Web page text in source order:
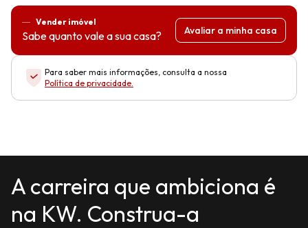
Vender imóvel
Sabe quanto vale a sua casa? Avaliar a minha casa
Para saber mais informações, consulta a nossa
Política de privacidade.
A carreira que ambiciona é
na KW. Construa-a